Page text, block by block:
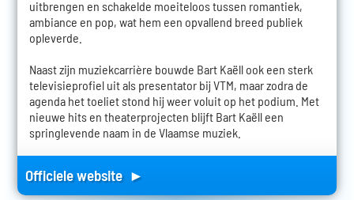
uitbrengen en schakelde moeiteloos tussen romantiek,
ambiance en pop, wat hem een opvallend breed publiek
opleverde.
Naast zijn muziekcarrière bouwde Bart Kaëll ook een sterk
televisieprofiel uit als presentator bij VTM, maar zodra de
agenda het toeliet stond hij weer voluit op het podium. Met
nieuwe hits en theaterprojecten blijft Bart Kaëll een
springlevende naam in de Vlaamse muziek.
Officiele website ►